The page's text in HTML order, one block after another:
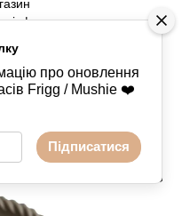
про оновлення
Frigg / Mushie ❤️
Підписатися